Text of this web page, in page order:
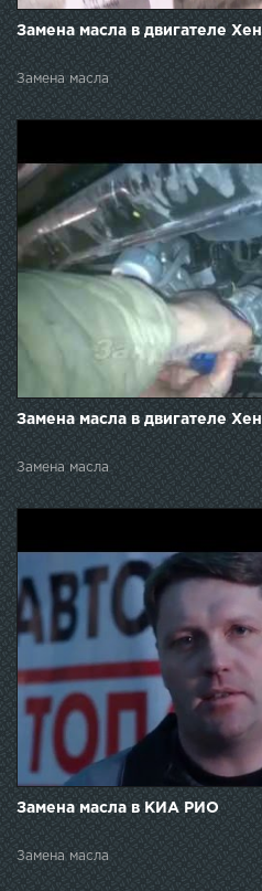
Замена масла в двигателе
Замена масла
Замена масла в двигателе
Замена масла
Замена масла в КИА РИО
Замена масла